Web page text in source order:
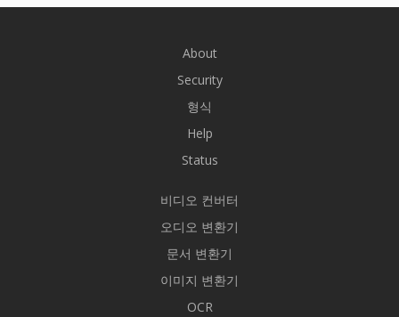
About
Security
형식
Help
Status
비디오 컨버터
오디오 변환기
문서 변환기
이미지 변환기
OCR